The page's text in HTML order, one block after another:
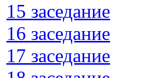
15 заседание
16 заседание
17 заседание